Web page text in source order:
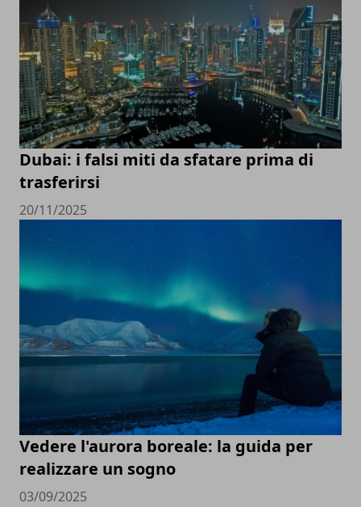
Dubai: i falsi miti da sfatare prima di
trasferirsi
20/11/2025
Vedere l'aurora boreale: la guida per
realizzare un sogno
03/09/2025